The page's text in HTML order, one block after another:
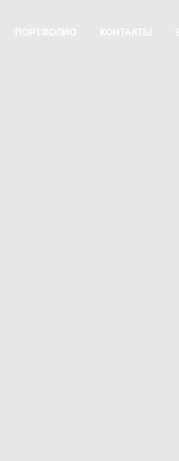
ПОРТФОЛИО КОНТАКТЫ